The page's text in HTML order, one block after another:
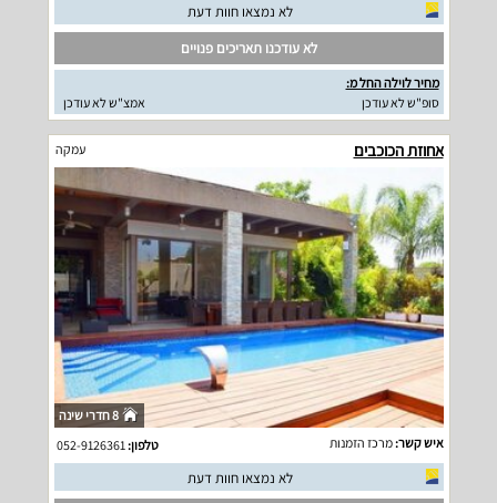
לא נמצאו חוות דעת
לא עודכנו תאריכים פנויים
מחיר לוילה החל מ:
סופ"ש לא עודכן
אמצ"ש לא עודכן
אחוזת הכוכבים עמקה
8 חדרי שינה
איש קשר:מרכז הזמנות טלפון:052-9126361
לא נמצאו חוות דעת